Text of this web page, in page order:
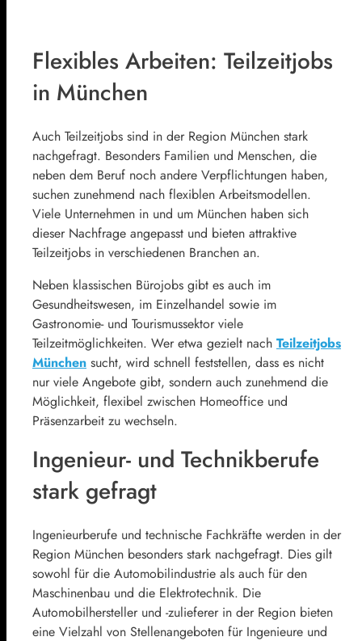
Flexibles Arbeiten: Teilzeitjobs
in München
Auch Teilzeitjobs sind in der Region München stark
nachgefragt. Besonders Familien und Menschen, die
neben dem Beruf noch andere Verpflichtungen haben,
suchen zunehmend nach flexiblen Arbeitsmodellen.
Viele Unternehmen in und um München haben sich
dieser Nachfrage angepasst und bieten attraktive
Teilzeitjobs in verschiedenen Branchen an.
Neben klassischen Bürojobs gibt es auch im
Gesundheitswesen, im Einzelhandel sowie im
Gastronomie- und Tourismussektor viele
Teilzeitmöglichkeiten. Wer etwa gezielt nach Teilzeitjobs
München sucht, wird schnell feststellen, dass es nicht
nur viele Angebote gibt, sondern auch zunehmend die
Möglichkeit, flexibel zwischen Homeoffice und
Präsenzarbeit zu wechseln.
Ingenieur- und Technikberufe
stark gefragt
Ingenieurberufe und technische Fachkräfte werden in der
Region München besonders stark nachgefragt. Dies gilt
sowohl für die Automobilindustrie als auch für den
Maschinenbau und die Elektrotechnik. Die
Automobilhersteller und -zulieferer in der Region bieten
eine Vielzahl von Stellenangeboten für Ingenieure und